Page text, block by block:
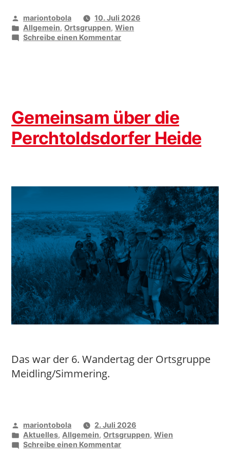
Veröffentlicht
von
mariontobola
10. Juli 2026
Veröffentlicht
unter
Allgemein,Ortsgruppen,Wien
Schreibe einen Kommentarzu
Gemeinsam über die
Perchtoldsdorfer Heide
Das war der 6. Wandertag der Ortsgruppe
Meidling/Simmering.
Veröffentlicht
von
mariontobola
2. Juli 2026
Veröffentlicht
unter
Aktuelles, Allgemein,Ortsgruppen,Wien
Schreibe einen Kommentarzu